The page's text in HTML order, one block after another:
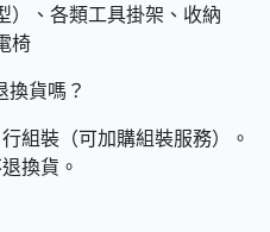
）、各類工具掛架、收納
椅
換貨嗎？
組裝（可加購組裝服務）。
換貨。